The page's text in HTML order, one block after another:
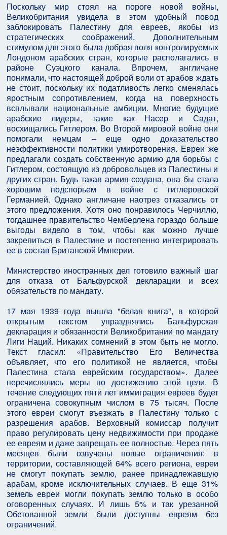
Поскольку мир стоял на пороге новой войны,
Великобритания увидела в этом удобный повод
заблокировать Палестину для евреев, якобы из
стратегических соображений. Дополнительным
стимулом для этого была добрая воля контролируемых
Лондоном арабских стран, которые располагались в
районе Суэцкого канала. Впрочем, англичане
понимали, что настоящей доброй воли от арабов ждать
не стоит, поскольку их податливость легко сменялась
яростным сопротивлением, когда на поверхность
всплывали национальные амбиции. Многие будущие
арабские лидеры, такие как Насер и Садат,
восхищались Гитлером. Во Второй мировой войне они
помогали немцам – еще одно доказательство
неэффективности политики умиротворения. Евреи же
предлагали создать собственную армию для борьбы с
Гитлером, состоящую из добровольцев из Палестины и
других стран. Будь такая армия создана, она бы стала
хорошим подспорьем в войне с гитлеровской
Германией. Однако англичане наотрез отказались от
этого предложения. Хотя оно понравилось Черчиллю,
тогдашнее правительство Чемберлена гораздо больше
выгоды видело в том, чтобы как можно лучше
закрепиться в Палестине и постепенно интегрировать
ее в состав Британской Империи.
Министерство иностранных дел готовило важный шаг
для отказа от Бальфурской декларации и всех
обязательств по мандату.
17 мая 1939 года вышла "белая книга", в которой
открытым текстом упразднялись Бальфурская
декларация и обязанности Великобритании по мандату
Лиги Наций. Никаких сомнений в этом быть не могло.
Текст гласил: «Правительство Его Величества
объявляет, что его политикой не является, чтобы
Палестина стала еврейским государством». Далее
перечислялись меры по достижению этой цели. В
течение следующих пяти лет иммиграция евреев будет
ограничена совокупным числом в 75 тысяч. После
этого евреи смогут въезжать в Палестину только с
разрешения арабов. Верховный комиссар получит
право регулировать цену недвижимости при продаже
ее евреям и даже запрещать ее полностью. Через пять
месяцев были озвучены новые ограничения: в
территории, составляющей 64% всего региона, евреи
не смогут покупать землю, ранее принадлежавшую
арабам, кроме исключительных случаев. В еще 31%
земель евреи могли покупать землю только в особо
оговоренных случаях. И лишь 5% и так урезанной
Обетованной земли были доступны евреям без
ограничений.